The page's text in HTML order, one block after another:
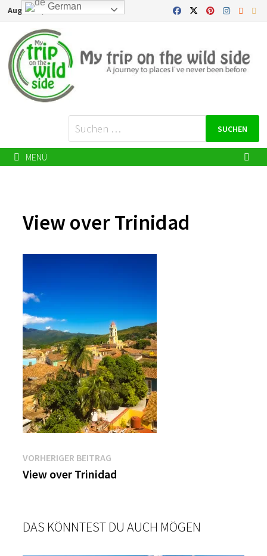
Zurück
Inhalt
August 8, 2026
Suchen
nach:
MENÜ
View over Trinidad
Beitragsnavigation
VORHERIGER BEITRAG
Beitrag:
View over Trinidad
DAS KÖNNTEST DU AUCH MÖGEN
German